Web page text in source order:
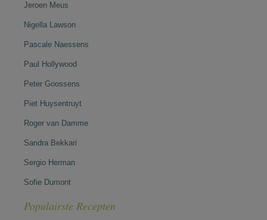
Jeroen Meus
Nigella Lawson
Pascale Naessens
Paul Hollywood
Peter Goossens
Piet Huysentruyt
Roger van Damme
Sandra Bekkari
Sergio Herman
Sofie Dumont
Populairste Recepten